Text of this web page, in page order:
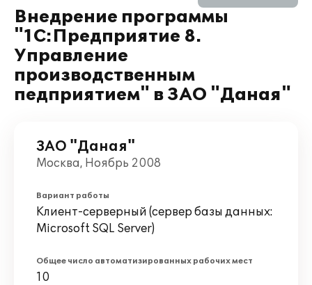
Внедрение программы
"1С:Предприятие 8.
Управление
производственным
педприятием" в ЗАО "Даная"
ЗАО "Даная"
Москва, Ноябрь 2008
Вариант работы
Клиент-серверный (сервер базы данных:
Microsoft SQL Server)
Общее число автоматизированных рабочих мест
10